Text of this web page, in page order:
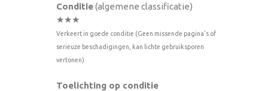
Conditie(algemene classificatie)
★★★
Verkeert in goede conditie (Geen missende pagina's of
serieuze beschadigingen, kan lichte gebruiksporen
vertonen)
Toelichting op conditie